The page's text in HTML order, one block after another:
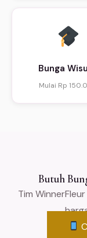
Bunga
Mulai Rp
Butuh
Tim